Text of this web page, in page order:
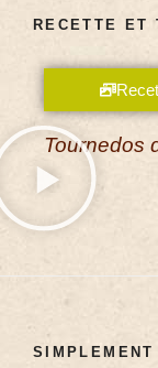
RECETTE ET
Tournedos
SIMPLEMENT